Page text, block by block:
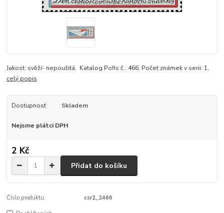
Jakost: svěží- nepoužitá, Katalog Pofis č.: 466, Počet známek v serii: 1,
celý popis
Dostupnost Skladem
Nejsme plátci DPH
2 Kč
Přidat do košíku
Číslo produktu: csr2_2466